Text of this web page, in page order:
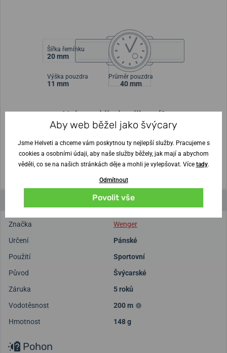
Šířka řemínku
20 mm
Výška pouzdra
11 mm
Průměr pouzdra
40 mm
Nejste si jisti velikostí?
Vytisknout vzory velikostí
(U tisku nastavte Měřítko: Výchozí)
Značka
Wenger
Určení
Pánské
Použití
Sportovní
Původ
Švýcarské
Záruka
5 roků
Vodotěsnost
200 m
Hmotnost
148 g
Pohon
Aby web běžel jako švýcary
Jsme Helveti a chceme vám poskytnou ty nejlepší služby. Pracujeme s
cookies a osobními údaji, aby naše služby běžely, jak mají a abychom
věděli, co se na našich stránkách děje a mohli je vylepšovat. Více tady.
Odmítnout
Povolit vše